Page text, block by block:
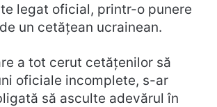
legat oficial, printr-o punere
un cetățean ucrainean.
a tot cerut cetățenilor să
oficiale incomplete, s-ar
să asculte adevărul în